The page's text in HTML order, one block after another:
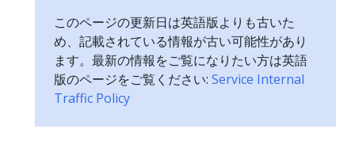
このページの更新日は英語版よりも古いた
め、記載されている情報が古い可能性があり
ます。最新の情報をご覧になりたい方は英語
版のページをご覧ください: Service Internal
Traffic Policy